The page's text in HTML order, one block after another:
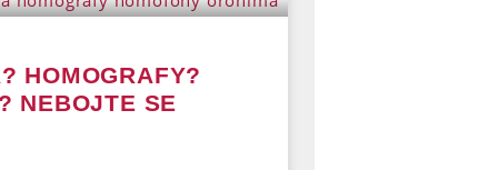
HOMOGRAFY?
NEBOJTE SE